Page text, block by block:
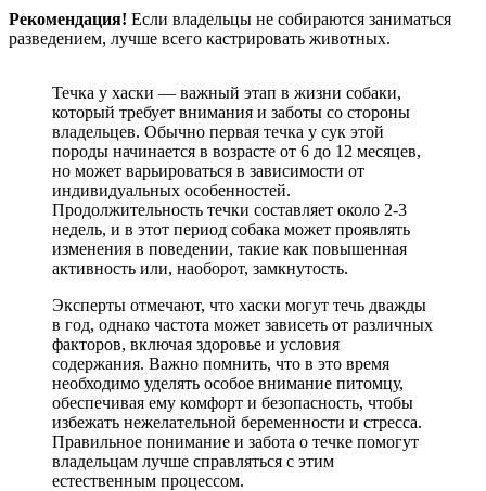
Рекомендация! Если владельцы не собираются заниматься
разведением, лучше всего кастрировать животных.
Течка у хаски — важный этап в жизни собаки,
который требует внимания и заботы со стороны
владельцев. Обычно первая течка у сук этой
породы начинается в возрасте от 6 до 12 месяцев,
но может варьироваться в зависимости от
индивидуальных особенностей.
Продолжительность течки составляет около 2-3
недель, и в этот период собака может проявлять
изменения в поведении, такие как повышенная
активность или, наоборот, замкнутость.
Эксперты отмечают, что хаски могут течь дважды
в год, однако частота может зависеть от различных
факторов, включая здоровье и условия
содержания. Важно помнить, что в это время
необходимо уделять особое внимание питомцу,
обеспечивая ему комфорт и безопасность, чтобы
избежать нежелательной беременности и стресса.
Правильное понимание и забота о течке помогут
владельцам лучше справляться с этим
естественным процессом.